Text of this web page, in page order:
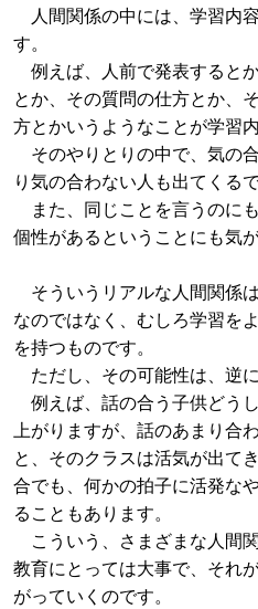
人間関係の中には、学習内
す。
例えば、人前で発表すると
とか、その質問の仕方とか、
方とかいうようなことが学習
そのやりとりの中で、気の
り気の合わない人も出てくるで
また、同じことを言うのに
個性があるということにも気
そういうリアルな人間関係
なのではなく、むしろ学習を
を持つものです。
ただし、その可能性は、逆
例えば、話の合う子供どう
上がりますが、話のあまり合
と、そのクラスは活気が出て
合でも、何かの拍子に活発な
ることもあります。
こういう、さまざまな人間
教育にとっては大事で、それ
がっていくのです。